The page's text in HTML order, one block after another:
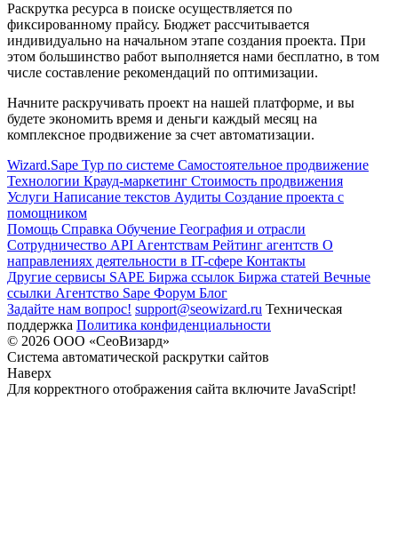
Раскрутка ресурса в поиске осуществляется по
фиксированному прайсу. Бюджет рассчитывается
индивидуально на начальном этапе создания проекта. При
этом большинство работ выполняется нами бесплатно, в том
числе составление рекомендаций по оптимизации.
Начните раскручивать проект на нашей платформе, и вы
будете экономить время и деньги каждый месяц на
комплексное продвижение за счет автоматизации.
Wizard.Sape Тур по системе Самостоятельное продвижение
Технологии Крауд-маркетинг Стоимость продвижения
Услуги Написание текстов Аудиты Создание проекта с
помощником
Помощь Справка Обучение География и отрасли
Сотрудничество API Агентствам Рейтинг агентств О
направлениях деятельности в IT-сфере Контакты
Другие сервисы SAPE Биржа ссылок Биржа статей Вечные
ссылки Агентство Sape Форум Блог
Задайте нам вопрос! support@seowizard.ru Техническая
поддержка Политика конфиденциальности
© 2026 ООО «СеоВизард»
Система автоматической раскрутки сайтов
Наверх
Для корректного отображения сайта включите JavaScript!